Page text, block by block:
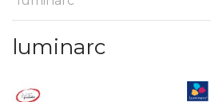
luminarc
-20% -23%